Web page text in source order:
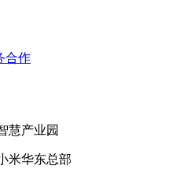
合作
慧产业园
米华东总部